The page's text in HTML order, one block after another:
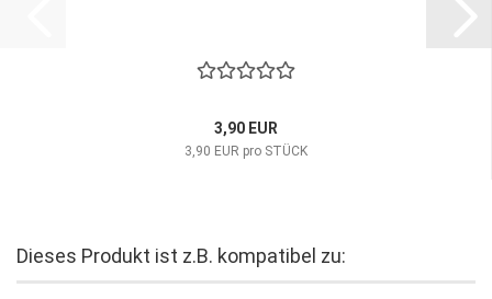
3,90 EUR
3,90 EUR pro STÜCK
Dieses Produkt ist z.B. kompatibel zu: